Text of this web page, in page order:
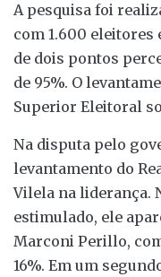
A pesquisa foi
com 1.600 eleitores
de dois pontos
de 95%. O
Superior Eleitoral
Na disputa pelo
levantamento do
Vilela na liderança.
estimulado, ele
Marconi Perillo,
16%. Em um